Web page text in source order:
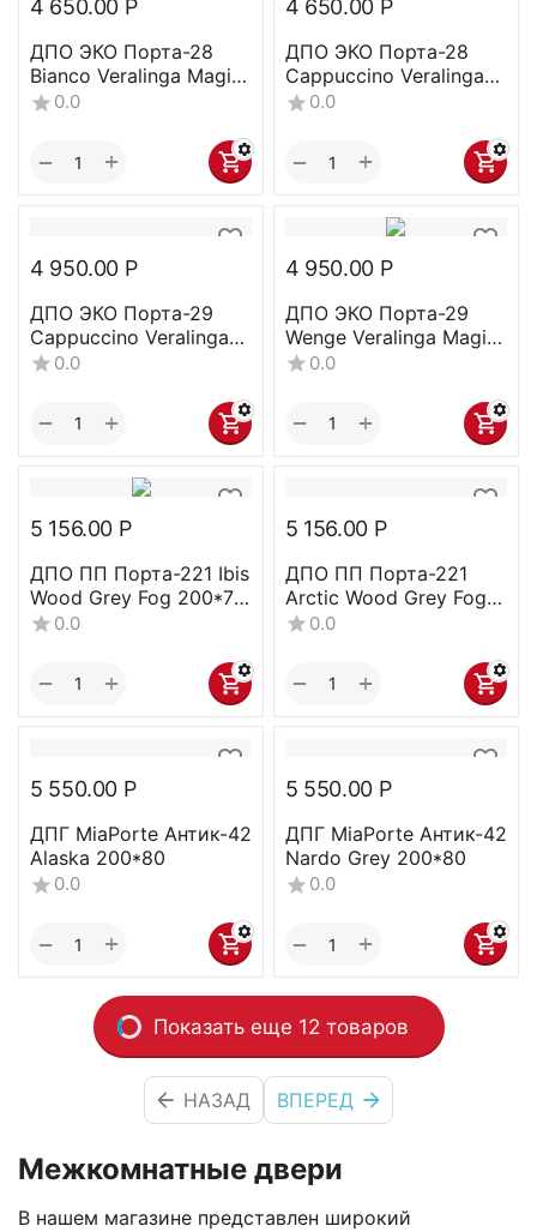
Межкомнатные двери
В нашем магазине представлен широкий
4 650.00 Р
ДПО ЭКО Порта-28
Bianco Veralinga Magic
Fog 200*80
0.0
+
−
4 650.00 Р
ДПО ЭКО Порта-28
Cappuccino Veralinga
Magic Fog 200*60
0.0
+
−
4 950.00 Р
ДПО ЭКО Порта-29
Cappuccino Veralinga
Magic Fog 200*80
0.0
+
−
4 950.00 Р
ДПО ЭКО Порта-29
Wenge Veralinga Magic
Fog 200*90
0.0
+
−
5 156.00 Р
ДПО ПП Порта-221 Ibis
Wood Grey Fog 200*70
ВЫВОДИТСЯ ИЗ
0.0
+
−
5 156.00 Р
ДПО ПП Порта-221
Arctic Wood Grey Fog
200*70
0.0
+
−
5 550.00 Р
ДПГ MiaPorte Антик-42
Alaska 200*80
0.0
+
−
5 550.00 Р
ДПГ MiaPorte Антик-42
Nardo Grey 200*80
0.0
+
−
Показать еще 12 товаров
НАЗАД ВПЕРЕД